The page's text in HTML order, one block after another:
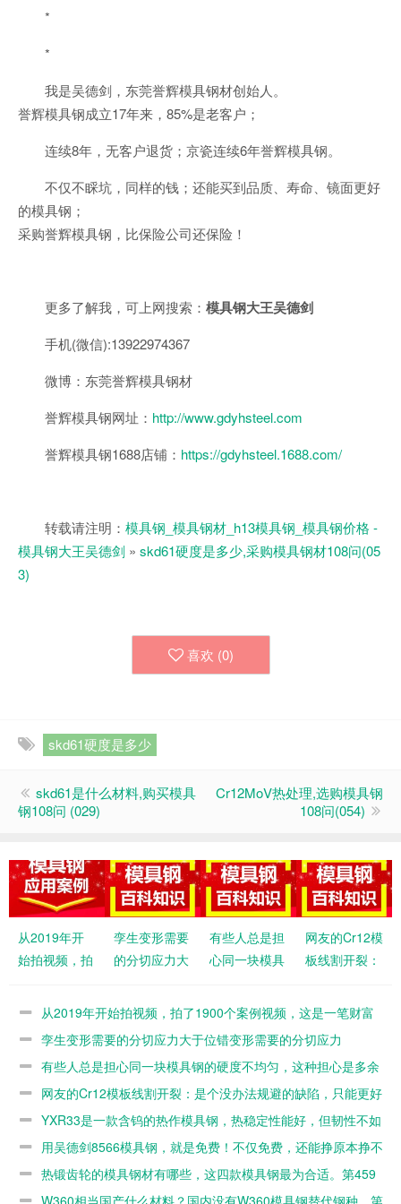
*
*
我是吴德剑，东莞誉辉模具钢材创始人。
誉辉模具钢成立17年来，85%是老客户；
连续8年，无客户退货；京瓷连续6年誉辉模具钢。
不仅不睬坑，同样的钱；还能买到品质、寿命、镜面更好
的模具钢；
采购誉辉模具钢，比保险公司还保险！
更多了解我，可上网搜索： 模具钢大王吴德剑
手机(微信):13922974367
微博：东莞誉辉模具钢材
誉辉模具钢网址： http://www.gdyhsteel.com
誉辉模具钢1688店铺： https://gdyhsteel.1688.com/
转载请注明： 模具钢_模具钢材_h13模具钢_模具钢价格 -
模具钢大王吴德剑 » skd61硬度是多少,采购模具钢材108问(05
3)
喜欢 (0)
skd61硬度是多少
skd61是什么材料,购买模具
钢108问 (029)
Cr12MoV热处理,选购模具钢
108问(054)
从2019年开
始拍视频，拍
例视频，这是
孪生变形需要
的分切应力大
要的分切应力
有些人总是担
心同一块模具
匀，这种担心
网友的Cr12模
板线割开裂：
避的缺陷，只
从2019年开始拍视频，拍了1900个案例视频，这是一笔财富
孪生变形需要的分切应力大于位错变形需要的分切应力
有些人总是担心同一块模具钢的硬度不均匀，这种担心是多余
的
网友的Cr12模板线割开裂：是个没办法规避的缺陷，只能更好
的材料YXR33是一款含钨的热作模具钢，热稳定性能好，但韧性不如
8566。第467篇
用吴德剑8566模具钢，就是免费！不仅免费，还能挣原本挣不
到的钱。第460篇
热锻齿轮的模具钢材有哪些，这四款模具钢最为合适。第459
篇 W360相当国产什么材料？国内没有W360模具钢替代钢种。第